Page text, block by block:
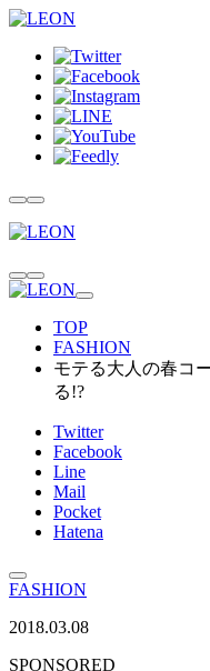
TOP
FASHION
モテる大人の春コ
る!?
Twitter
Facebook
Line
Mail
Pocket
Hatena
FASHION
2018.03.08
SPONSORED